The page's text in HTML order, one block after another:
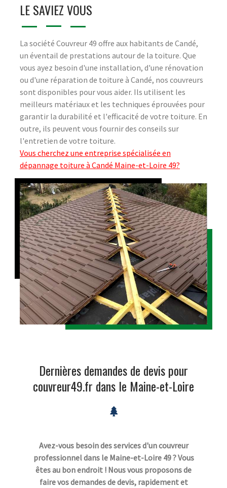
LE SAVIEZ VOUS
La société Couvreur 49 offre aux habitants de Candé,
un éventail de prestations autour de la toiture. Que
vous ayez besoin d'une installation, d'une rénovation
ou d'une réparation de toiture à Candé, nos couvreurs
sont disponibles pour vous aider. Ils utilisent les
meilleurs matériaux et les techniques éprouvées pour
garantir la durabilité et l'efficacité de votre toiture. En
outre, ils peuvent vous fournir des conseils sur
l'entretien de votre toiture.
Vous cherchez une entreprise spécialisée en
dépannage toiture à Candé Maine-et-Loire 49?
Dernières demandes de devis pour
couvreur49.fr dans le Maine-et-Loire
Avez-vous besoin des services d'un couvreur
professionnel dans le Maine-et-Loire 49 ? Vous
êtes au bon endroit ! Nous vous proposons de
faire vos demandes de devis, rapidement et